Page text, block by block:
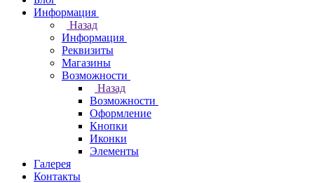
Информация
Назад
Информация
Реквизиты
Магазины
Возможности
Назад
Возможности
Оформление
Кнопки
Иконки
Элементы
Галерея
Контакты